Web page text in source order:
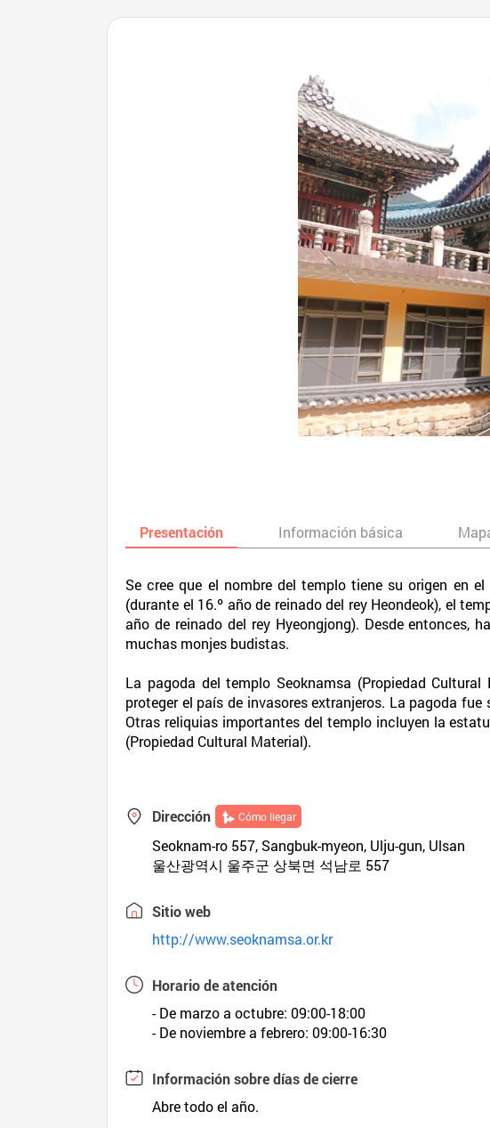
Presentación Información básica
Se cree que el nombre del templo tiene su origen en
(durante el 16.º año de reinado del rey Heondeok), el
año de reinado del rey Hyeongjong). Desde entonces,
muchas monjes budistas.
La pagoda del templo Seoknamsa (Propiedad
proteger el país de invasores extranjeros. La pagoda
Otras reliquias importantes del templo incluyen la
(Propiedad Cultural Material).
Dirección Cómo llegar
Seoknam-ro 557, Sangbuk-myeon, Ulju-gun, Ulsan
울산광역시 울주군 상북면 석남로 557
Sitio web
http://www.seoknamsa.or.kr
Horario de atención
- De marzo a octubre: 09:00-18:00
- De noviembre a febrero: 09:00-16:30
Información sobre días de cierre
Abre todo el año.